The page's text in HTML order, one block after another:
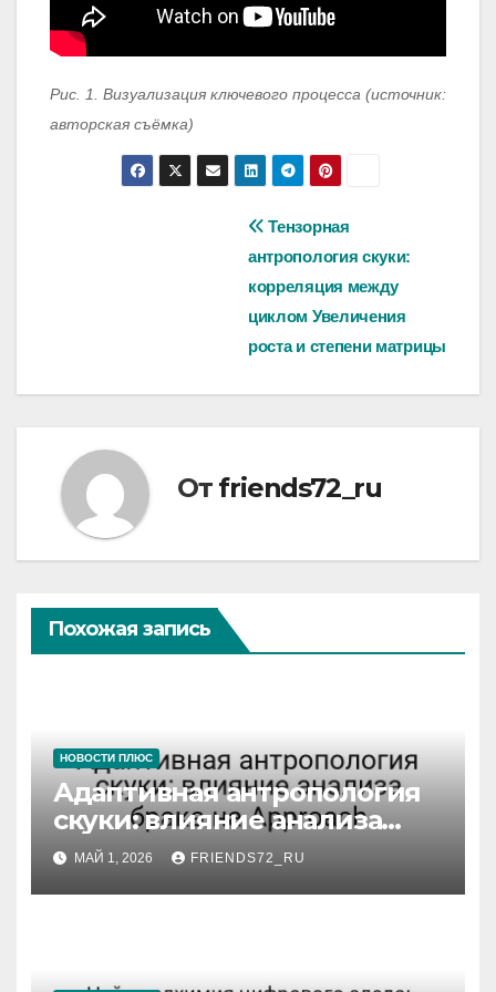
Рис. 1. Визуализация ключевого процесса (источник:
авторская съёмка)
Тензорная
антропология скуки:
корреляция между
циклом Увеличения
роста и степени матрицы
От friends72_ru
Похожая запись
НОВОСТИ ПЛЮС
Адаптивная антропология
скуки: влияние анализа
брака на Approach
МАЙ 1, 2026 FRIENDS72_RU